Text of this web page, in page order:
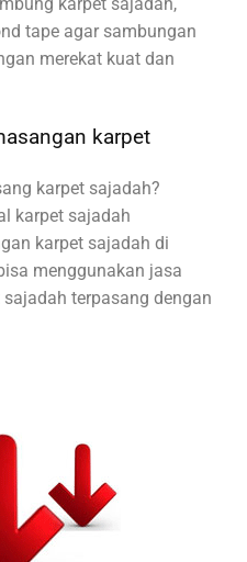
tape agar sambungan
merekat kuat dan
karpet
karpet sajadah?
karpet sajadah
karpet sajadah di
menggunakan jasa
terpasang dengan